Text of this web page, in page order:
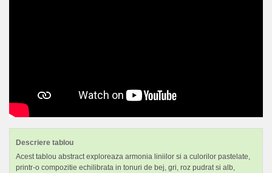
Descriere tablou
Acest tablou abstract exploreaza armonia liniilor si a culorilor pastelate,
printr-o compozitie echilibrata in tonuri de bej, gri, roz pudrat si alb,